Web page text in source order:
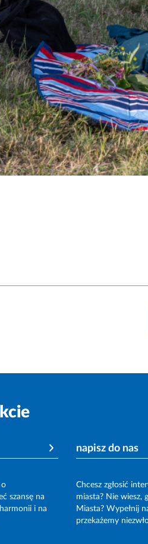
o
szansę na
i na
napisz do nas
Chcesz zgłosić
miasta? Nie wiesz,
Miasta? Wypełnij
przekażemy